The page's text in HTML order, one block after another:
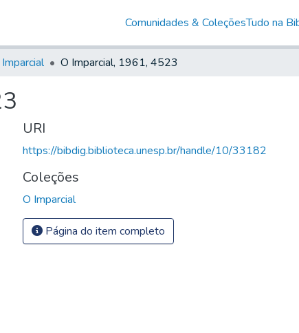
Comunidades & ColeçõesTudo na
O Imparcial, 1961, 4523
URI
https://bibdig.biblioteca.unesp.br/handle/10/33182
Coleções
O Imparcial
Página do item completo